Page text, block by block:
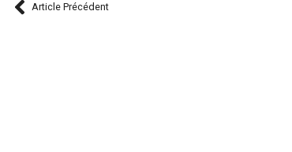
Article Précédent